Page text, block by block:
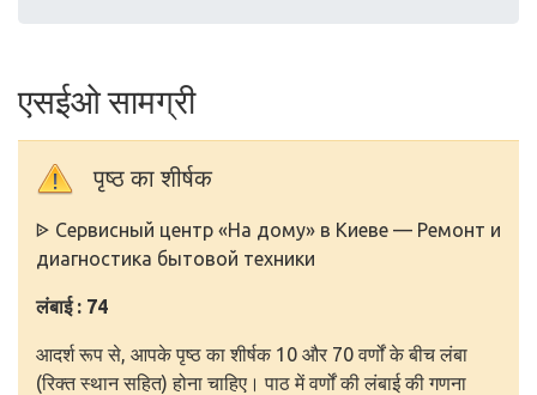
एसईओ सामग्री
पृष्ठ का शीर्षक
ᐉ Сервисный центр «На дому» в Киеве — Ремонт и
диагностика бытовой техники
लंबाई : 74
आदर्श रूप से, आपके पृष्ठ का शीर्षक 10 और 70 वर्णों के बीच लंबा
(रिक्त स्थान सहित) होना चाहिए। पाठ में वर्णों की लंबाई की गणना